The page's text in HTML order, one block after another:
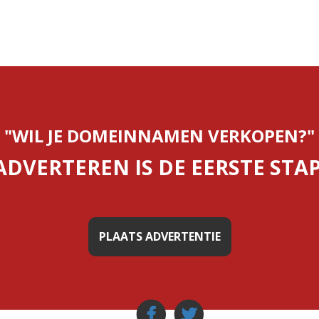
"WIL JE DOMEINNAMEN VERKOPEN?"
IS DE EERSTE
PLAATS ADVERTENTIE